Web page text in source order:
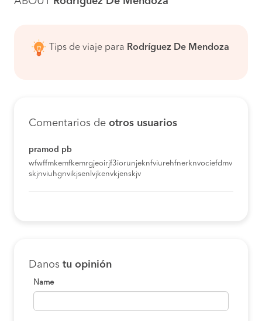
Tips de viaje para Rodríguez De Mendoza
Comentarios de otros usuarios
pramod pb
wfwffmkemfkemrgjeoirjf3iorunjeknfviurehfnerknvociefdmv
skjnviuhgnvikjsenlvjkenvkjenskjv
Danos tu opinión
Name